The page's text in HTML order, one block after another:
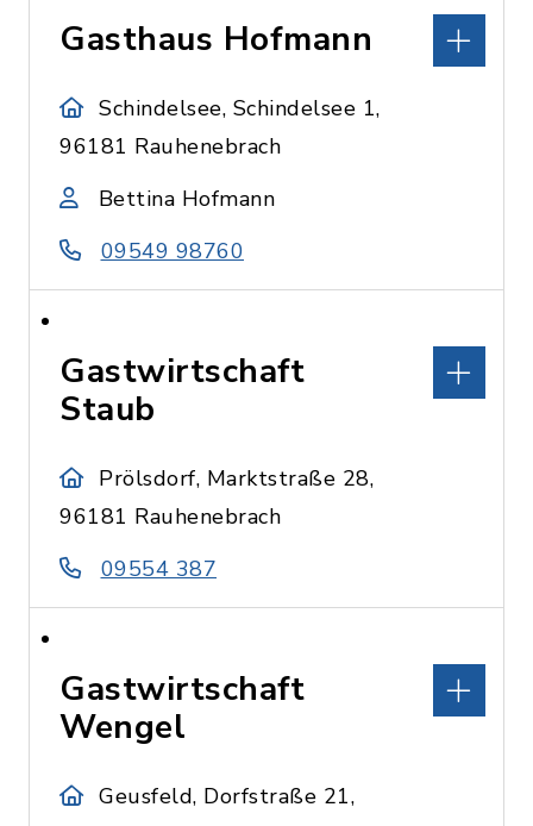
Gasthaus Hofmann
Schindelsee, Schindelsee 1,
96181 Rauhenebrach
Bettina Hofmann
09549 98760
Gastwirtschaft
Staub
Prölsdorf, Marktstraße 28,
96181 Rauhenebrach
09554 387
Gastwirtschaft
Wengel
Geusfeld, Dorfstraße 21,